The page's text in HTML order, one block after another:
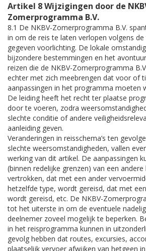
Artikel 8 Wijzigingen door de
Zomerprogramma B.V.
8.1 De NKBV-Zomerprogramma B.V.
in om de reis te laten verlopen volgens
gegeven voorlichting. De lokale
bijzondere bestemmingen en het
reizen die de NKBV-Zomerprogramma
echter met zich meebrengen dat voor of
aanpassingen in het programma moeten
De leiding heeft het recht ter plaatse
door te voeren, zodra
slechte conditie of andere
aanleiding geven.
Veranderingen in reisschema’s ten
slechte weersomstandigheden, vallen
werking van dit artikel. De aanpassingen
(binnen redelijke grenzen) van een
vertrokken, dat met een ander
hetzelfde type, wordt gereisd, dat met
wordt gereisd, etc. De NKBV-
tot het uiterste in om de eventuele
deelnemer zoveel mogelijk te beperken.
in het reisprogramma kunnen in
gevolg hebben dat routes, excursies,
plaatselijk vervoer afwijken van hetgeen